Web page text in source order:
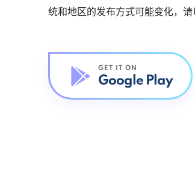
统和地区的发布方式可能变化，请
GET IT ON
Google Play